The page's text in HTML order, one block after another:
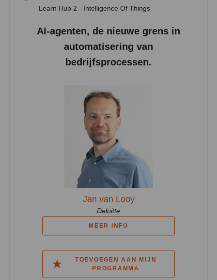
Learn Hub 2 - Intelligence Of Things
AI-agenten, de nieuwe grens in
automatisering van
bedrijfsprocessen.
Jan van Looy
Deloitte
MEER INFO
TOEVOEGEN AAN MIJN
PROGRAMMA